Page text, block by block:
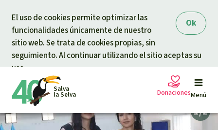
Ok
El uso de cookies permite optimizar las
funcionalidades únicamente de nuestro
sitio web. Se trata de cookies propias, sin
seguimiento. Al continuar utilizando el sitio aceptas su
uso.
Salva
la Selva Menú
Donaciones